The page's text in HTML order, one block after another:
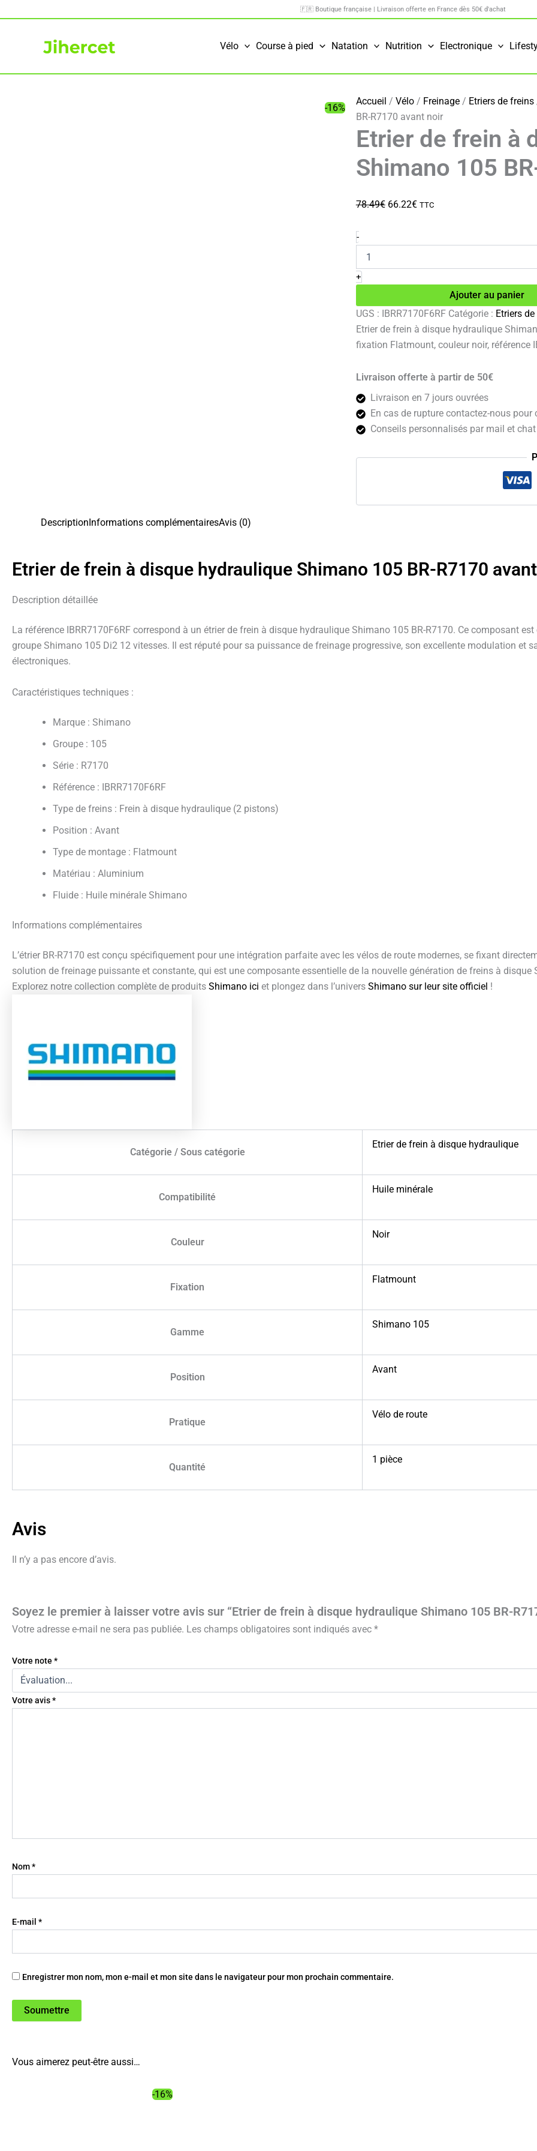
au
🇫🇷 Boutique française | Livraison offerte en France dès 50€ d'achat
Vélo Course à pied Natation Nutrition Electronique
-16%
Accueil / Vélo/ Freinage/ Etriers de freins
BR-R7170 avant noir
Etrier de frein à
Shimano 105
78.49€ Le
78.49€.
66.22€Le
66.22€.
TTC
-quantité
de
Etrier
de
frein
disque
hydraulique
Shimano
105
avant
+
Ajouter au panier
UGS : IBRR7170F6RF Catégorie : Etriers
Etrier de frein à disque hydraulique
fixation Flatmount, couleur noir, référence
Livraison offerte à partir de 50€
Livraison en 7 jours ouvrées
En cas de rupture contactez-nous pour
Conseils personnalisés par mail et chat
DescriptionInformations complémentairesAvis (0)
Etrier de frein à disque hydraulique Shimano 105 BR-R7170 avant
Description détaillée
La référence IBRR7170F6RF correspond à un étrier de frein à disque hydraulique Shimano 105 BR-R7170. Ce composant
groupe Shimano 105 Di2 12 vitesses. Il est réputé pour sa puissance de freinage progressive, son excellente modulation et
électroniques.
Caractéristiques techniques :
Marque : Shimano
Groupe : 105
Série : R7170
Référence : IBRR7170F6RF
Type de freins : Frein à disque hydraulique (2 pistons)
Position : Avant
Type de montage : Flatmount
Matériau : Aluminium
Fluide : Huile minérale Shimano
Informations complémentaires
L’étrier BR-R7170 est conçu spécifiquement pour une intégration parfaite avec les vélos de route modernes, se fixant
solution de freinage puissante et constante, qui est une composante essentielle de la nouvelle génération de freins à disque
Explorez notre collection complète de produits Shimano ici et plongez dans l’univers Shimano sur leur site officiel !
Catégorie / Sous catégorie
Etrier de frein à disque hydraulique
Compatibilité
Huile minérale
Couleur
Noir
Fixation
Flatmount
Gamme
Shimano 105
Position
Avant
Pratique
Vélo de route
Quantité
1 pièce
Avis
Il n’y a pas encore d’avis.
Soyez le premier à laisser votre avis sur “Etrier de frein à disque hydraulique Shimano 105 BR-
Votre adresse e-mail ne sera pas publiée. Les champs obligatoires sont indiqués avec *
Votre note *
Votre avis*
Nom*
E-mail *
Enregistrer mon nom, mon e-mail et mon site dans le navigateur pour mon prochain commentaire.
Vous aimerez peut-être aussi…
-16%